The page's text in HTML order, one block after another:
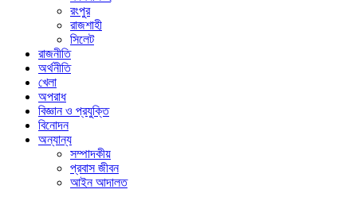
রংপুর
রাজশাহী
সিলেট
রাজনীতি
অর্থনীতি
খেলা
অপরাধ
বিজ্ঞান ও প্রযুক্তি
বিনোদন
অন্যান্য
সম্পাদকীয়
প্রবাস জীবন
আইন আদালত